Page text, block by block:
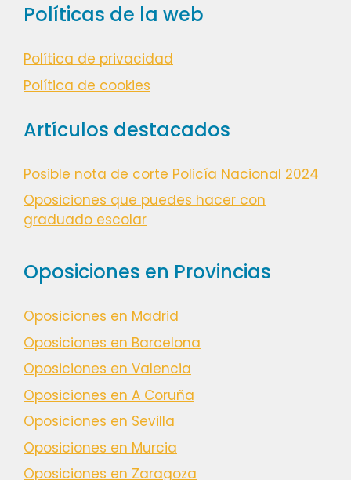
Políticas de la web
Política de privacidad
Política de cookies
Artículos destacados
Posible nota de corte Policía Nacional 2024
Oposiciones que puedes hacer con
graduado escolar
Oposiciones en Provincias
Oposiciones en Madrid
Oposiciones en Barcelona
Oposiciones en Valencia
Oposiciones en A Coruña
Oposiciones en Sevilla
Oposiciones en Murcia
Oposiciones en Zaragoza